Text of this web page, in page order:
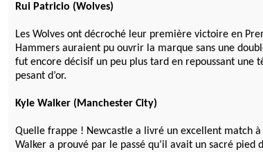
Rui Patricio (Wolves)
Les Wolves ont décroché leur première victoire en
Hammers auraient pu ouvrir la marque sans une
fut encore décisif un peu plus tard en repoussant une
pesant d’or.
Kyle Walker (Manchester City)
Quelle frappe ! Newcastle a livré un excellent match
Walker a prouvé par le passé qu’il avait un sacré pied